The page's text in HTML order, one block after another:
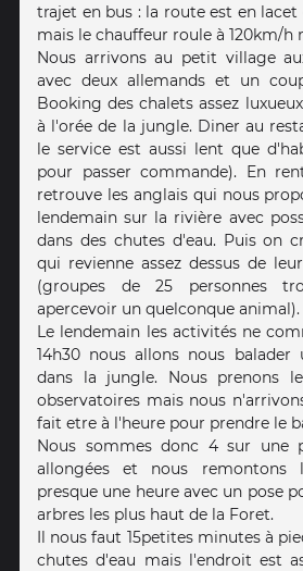
trajet en bus : la route est en
mais le chauffeur roule à 120km/h
Nous arrivons au petit village
avec deux allemands et un
Booking des chalets assez
à l'orée de la jungle. Diner au
le service est aussi lent que
pour passer commande). En
retrouve les anglais qui nous
lendemain sur la rivière avec
dans des chutes d'eau. Puis on
qui revienne assez dessus de
(groupes de 25 personnes
apercevoir un quelconque animal).
Le lendemain les activités ne
14h30 nous allons nous
dans la jungle. Nous prenons
observatoires mais nous
fait etre à l'heure pour prendre le
Nous sommes donc 4 sur une
allongées et nous remontons
presque une heure avec un pose
arbres les plus haut de la Foret.
Il nous faut 15petites minutes à
chutes d'eau mais l'endroit est